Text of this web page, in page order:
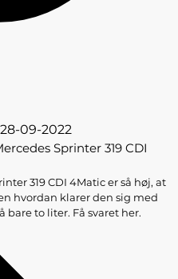
09-2022
Sprinter 319 CDI
319 CDI 4Matic er så høj, at
hvordan klarer den sig med
to liter. Få svaret her.